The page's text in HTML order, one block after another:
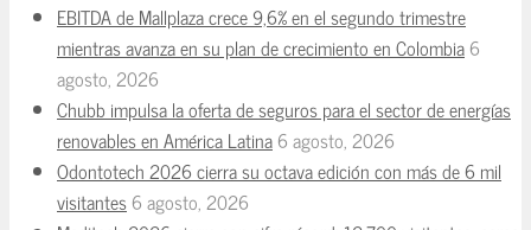
EBITDA de Mallplaza crece 9,6% en el segundo trimestre
mientras avanza en su plan de crecimiento en Colombia6
agosto, 2026
Chubb impulsa la oferta de seguros para el sector de energías
renovables en América Latina6 agosto, 2026
Odontotech 2026 cierra su octava edición con más de 6 mil
visitantes6 agosto, 2026